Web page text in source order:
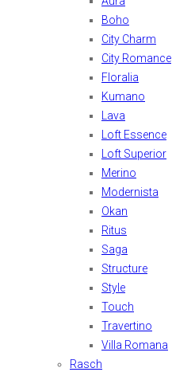
Boho
City Charm
City Romance
Floralia
Kumano
Lava
Loft Essence
Loft Superior
Merino
Modernista
Okan
Ritus
Saga
Structure
Style
Touch
Travertino
Villa Romana
Rasch